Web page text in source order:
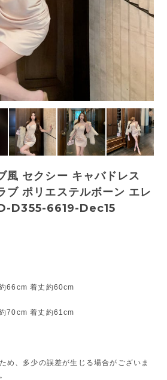
風 セクシー キャバドレス
ブ ポリエステルボーン エレ
D355-6619-Dec15
66cm 着丈約60cm
70cm 着丈約61cm
め、多少の誤差が生じる場合がございま